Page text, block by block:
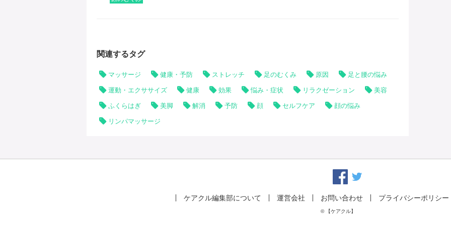
関連するタグ
マッサージ 健康・予防 ストレッチ 足のむくみ 原因 足と腰の悩み
運動・エクササイズ 健康 効果 悩み・症状 リラクゼーション 美容
ふくらはぎ 美脚 解消 予防 顔 セルフケア 顔の悩み
リンパマッサージ
ケアクル編集部について 運営会社 お問い合わせ プライバシーポリシー
© 【ケアクル】